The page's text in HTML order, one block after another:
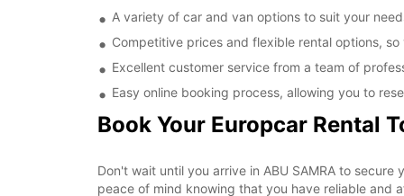
A variety of car and van options to suit your
Competitive prices and flexible rental options,
Excellent customer service from a team of
Easy online booking process, allowing you to
Book Your Europcar Rental
Don't wait until you arrive in ABU SAMRA to secure
peace of mind knowing that you have reliable and